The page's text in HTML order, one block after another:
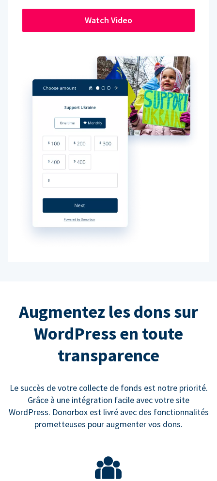
Watch Video
Augmentez les dons sur
WordPress en toute
transparence
Le succès de votre collecte de fonds est notre priorité.
Grâce à une intégration facile avec votre site
WordPress. Donorbox est livré avec des fonctionnalités
prometteuses pour augmenter vos dons.